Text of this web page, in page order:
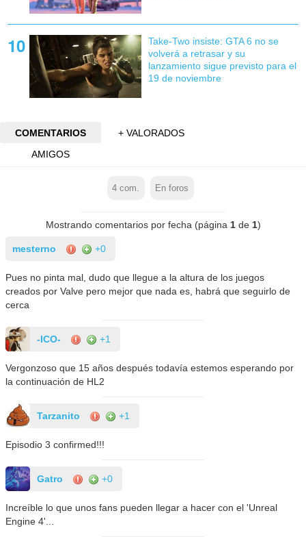
Take-Two insiste: GTA 6 no se
volverá a retrasar y su
lanzamiento sigue previsto para el
19 de noviembre
COMENTARIOS
+ VALORADOS
AMIGOS
4 com. En foros
Mostrando comentarios por fecha (página 1de 1)
mesterno +0
Pues no pinta mal, dudo que llegue a la altura de los juegos
creados por Valve pero mejor que nada es, habrá que seguirlo de
cerca
-ICO- +1
Vergonzoso que 15 años después todavía estemos esperando por
la continuación de HL2
Tarzanito +1
Episodio 3 confirmed!!!
Gatro +0
Increíble lo que unos fans pueden llegar a hacer con el 'Unreal
Engine 4'...